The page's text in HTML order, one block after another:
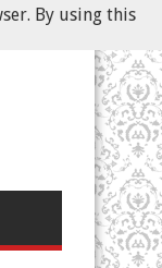
By using this